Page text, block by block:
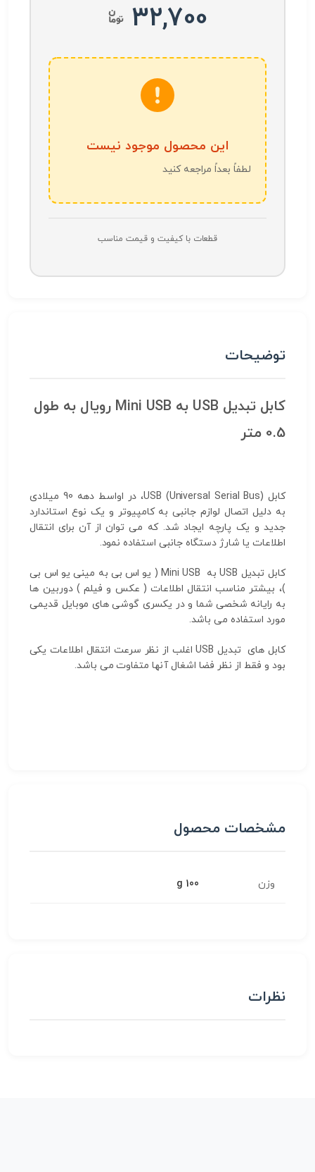
32,700
این محصول موجود نیست
لطفاً بعداً مراجعه کنید
قطعات با کیفیت و قیمت مناسب
توضیحات
کابل تبدیل USB به Mini USB رویال به طول
0.5 متر
کابل USB (Universal Serial Bus)، در اواسط دهه 90 میلادی
به دلیل اتصال لوازم جانبی به کامپیوتر و یک نوع استاندارد
جدید و یک پارچه ایجاد شد. که می توان از آن برای انتقال
اطلاعات یا شارژ دستگاه جانبی استفاده نمود.
کابل تبدیل USB به Mini USB ( یو اس بی به مینی یو اس بی
)، بیشتر مناسب انتقال اطلاعات ( عکس و فیلم ) دوربین ها
به رایانه شخصی شما و در یکسری گوشی های موبایل قدیمی
مورد استفاده می باشد.
کابل های تبدیل USB اغلب از نظر سرعت انتقال اطلاعات یکی
بود و فقط از نظر فضا اشغال آنها متفاوت می باشد.
مشخصات محصول
وزن 100 g
نظرات